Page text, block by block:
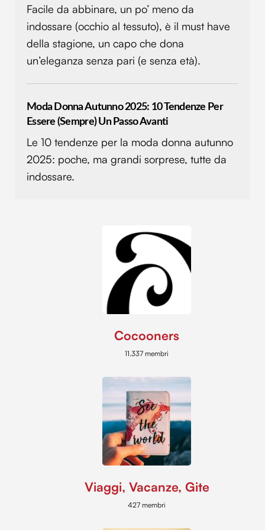
nostri partner che si occupano di analisi dei dati web,
pubblicità e social media, i quali potrebbero combinarle
con altre informazioni che hai fornito loro o che hanno
raccolto dal tuo utilizzo dei loro servizi.
Facile da abbinare, un po’ meno da
indossare (occhio al tessuto), è il must have
della stagione, un capo che dona
un’eleganza senza pari (e senza età).
Moda Donna Autunno 2025: 10 Tendenze Per
Essere (sempre) Un Passo Avanti
Le 10 tendenze per la moda donna autunno
2025: poche, ma grandi sorprese, tutte da
indossare.
Cocooners
11.337 membri
Viaggi, Vacanze, Gite
427 membri